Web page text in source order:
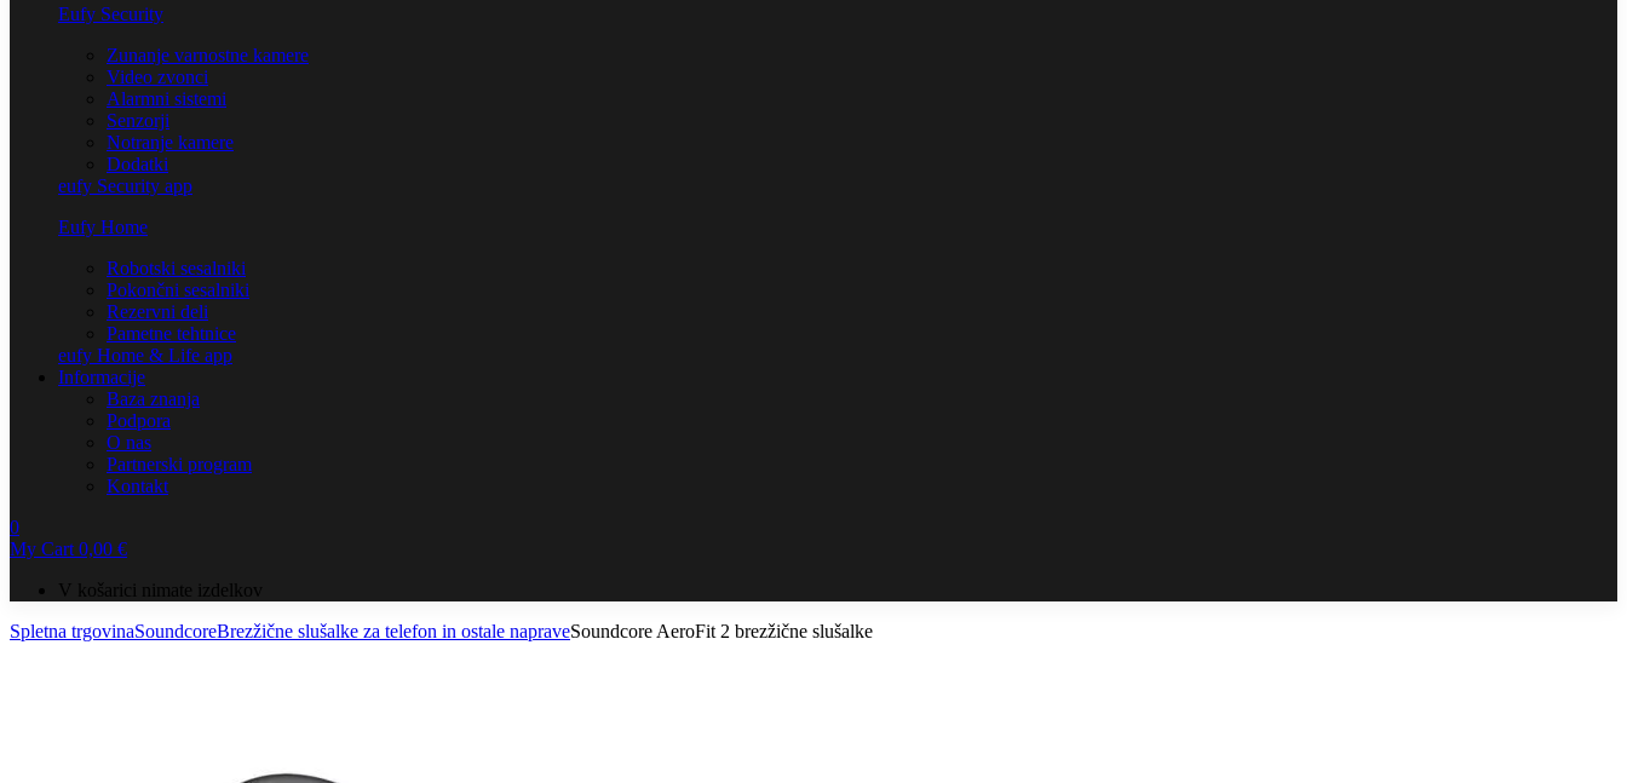
Eufy Security
Zunanje varnostne kamere
Video zvonci
Alarmni sistemi
Senzorji
Notranje kamere
Dodatki
eufy Security app
Eufy Home
Robotski sesalniki
Pokončni sesalniki
Rezervni deli
Pametne tehtnice
eufy Home & Life app
Informacije
Baza znanja
Podpora
O nas
Partnerski program
Kontakt
0
My Cart0,00 €
V košarici nimate izdelkov
Spletna trgovinaSoundcoreBrezžične slušalke za telefon in ostale napraveSoundcore AeroFit 2 brezžične slušalke